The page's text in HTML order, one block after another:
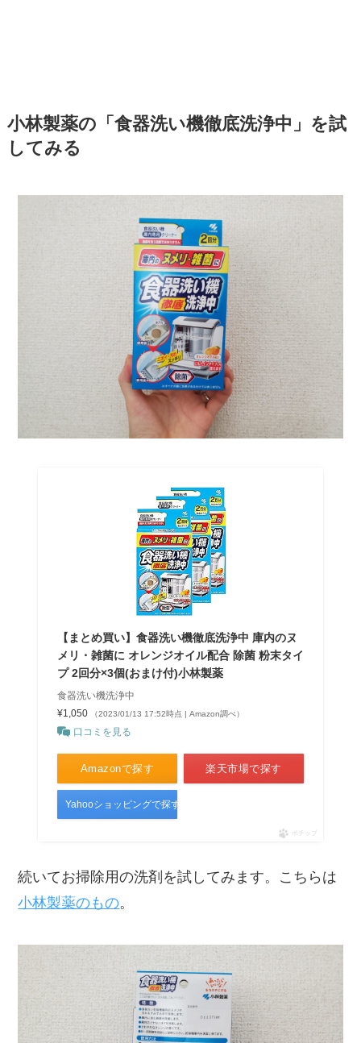
小林製薬の「食器洗い機徹底洗浄中」を試
してみる
【まとめ買い】食器洗い機徹底洗浄中 庫内のヌ
メリ・雑菌に オレンジオイル配合 除菌 粉末タイ
プ 2回分×3個(おまけ付)小林製薬
食器洗い機洗浄中
¥1,050
（2023/01/13 17:52時点 | Amazon調べ）
口コミを見る
Amazonで探す 楽天市場で探す
Yahooショッピングで探す
ポチップ
続いてお掃除用の洗剤を試してみます。こちらは
小林製薬のもの。